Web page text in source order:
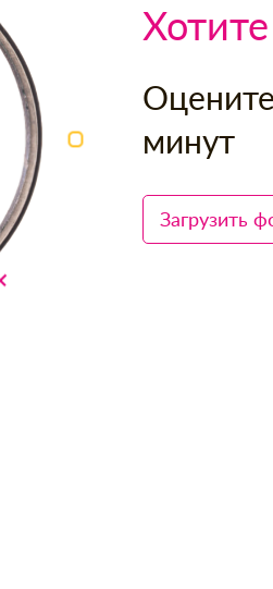
минут
Загрузить